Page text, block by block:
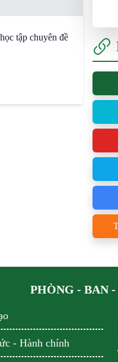
tập chuyên đề
PHÒNG - BAN
- Hành chính